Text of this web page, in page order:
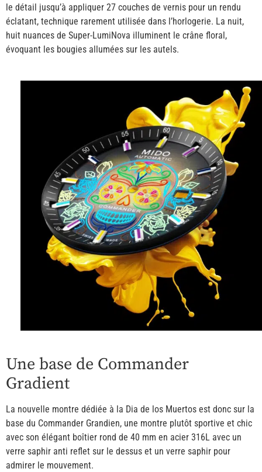
le détail jusqu’à appliquer 27 couches de vernis pour un rendu
éclatant, technique rarement utilisée dans l’horlogerie. La nuit,
huit nuances de Super-LumiNova illuminent le crâne floral,
évoquant les bougies allumées sur les autels.
Une base de Commander
Gradient
La nouvelle montre dédiée à la Dia de los Muertos est donc sur la
base du Commander Grandien, une montre plutôt sportive et chic
avec son élégant boîtier rond de 40 mm en acier 316L avec un
verre saphir anti reflet sur le dessus et un verre saphir pour
admirer le mouvement.